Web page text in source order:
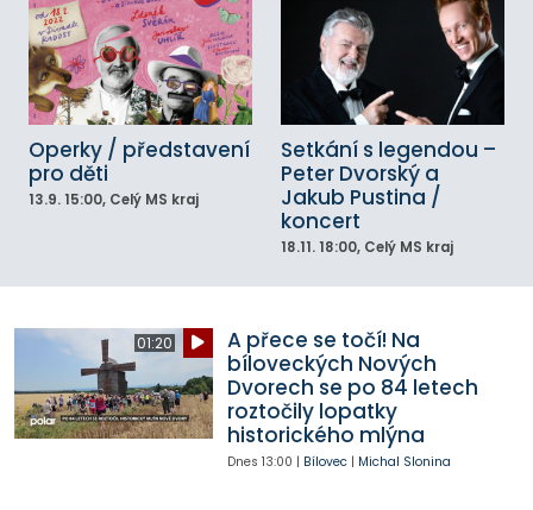
Operky / představení
pro děti
13.9. 15:00, Celý MS kraj
Setkání s legendou –
Peter Dvorský a
Jakub Pustina /
koncert
18.11. 18:00, Celý MS kraj
01:20
A přece se točí! Na
bíloveckých Nových
Dvorech se po 84 letech
roztočily lopatky
historického mlýna
Dnes 13:00 | Bílovec| Michal Slonina